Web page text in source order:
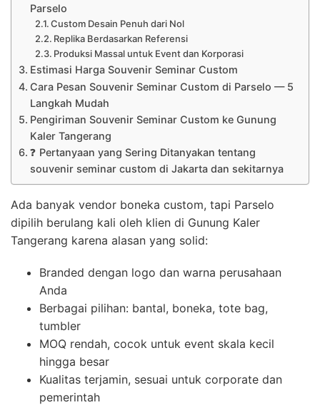
Parselo
Custom Desain Penuh dari Nol
Replika Berdasarkan Referensi
Produksi Massal untuk Event dan Korporasi
Estimasi Harga Souvenir Seminar Custom
Cara Pesan Souvenir Seminar Custom di Parselo — 5
Langkah Mudah
Pengiriman Souvenir Seminar Custom ke Gunung
Kaler Tangerang
❓ Pertanyaan yang Sering Ditanyakan tentang
souvenir seminar custom di Jakarta dan sekitarnya
Ada banyak vendor boneka custom, tapi Parselo
dipilih berulang kali oleh klien di Gunung Kaler
Tangerang karena alasan yang solid:
Branded dengan logo dan warna perusahaan
Anda
Berbagai pilihan: bantal, boneka, tote bag,
tumbler
MOQ rendah, cocok untuk event skala kecil
hingga besar
Kualitas terjamin, sesuai untuk corporate dan
pemerintah